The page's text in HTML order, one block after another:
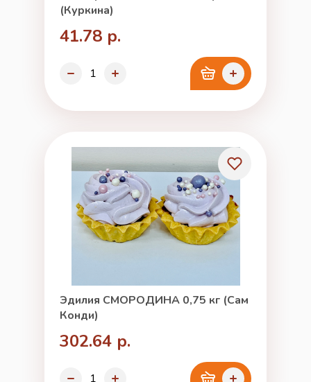
(Куркина)
41.78 р.
Эдилия СМОРОДИНА 0,75 кг (Сам
Конди)
302.64 р.